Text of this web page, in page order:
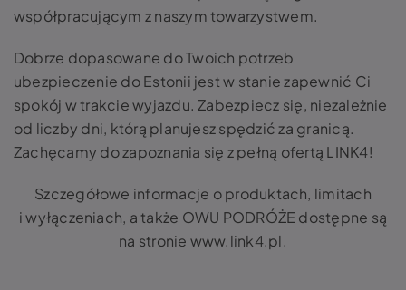
współpracującym z naszym towarzystwem.
Dobrze dopasowane do Twoich potrzeb
ubezpieczenie do Estonii jest w stanie zapewnić Ci
spokój w trakcie wyjazdu. Zabezpiecz się, niezależnie
od liczby dni, którą planujesz spędzić za granicą.
Zachęcamy do zapoznania się z pełną ofertą LINK4!
Szczegółowe informacje o produktach, limitach
i wyłączeniach, a także OWU PODRÓŻE dostępne są
na stronie www.link4.pl.